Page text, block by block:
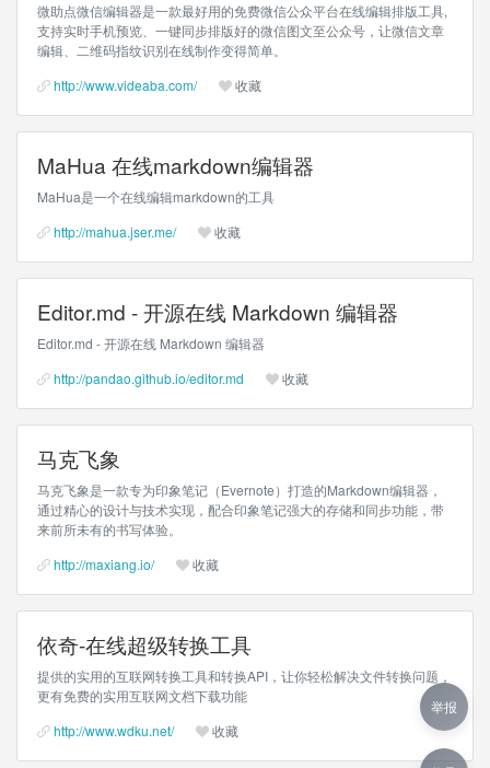
微助点微信编辑器是一款最好用的免费微信公众平台在线编辑排版工具,
支持实时手机预览、一键同步排版好的微信图文至公众号，让微信文章
编辑、二维码指纹识别在线制作变得简单。
http://www.videaba.com/
收藏
MaHua 在线markdown编辑器
MaHua是一个在线编辑markdown的工具
http://mahua.jser.me/
收藏
Editor.md - 开源在线 Markdown 编辑器
Editor.md - 开源在线 Markdown 编辑器
http://pandao.github.io/editor.md
收藏
马克飞象
马克飞象是一款专为印象笔记（Evernote）打造的Markdown编辑器，
通过精心的设计与技术实现，配合印象笔记强大的存储和同步功能，带
来前所未有的书写体验。
http://maxiang.io/
收藏
依奇-在线超级转换工具
提供的实用的互联网转换工具和转换API，让你轻松解决文件转换问题，
更有免费的实用互联网文档下载功能
http://www.wdku.net/
收藏
举报